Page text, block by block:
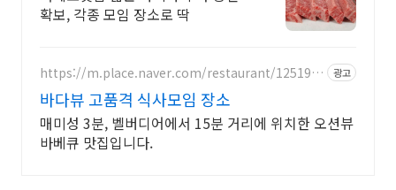
확보, 각종 모임 장소로 딱
https://m.place.naver.com/restaurant/125191
광고
바다뷰 고품격 식사모임 장소
매미성 3분, 벨버디어에서 15분 거리에 위치한 오션뷰
바베큐 맛집입니다.